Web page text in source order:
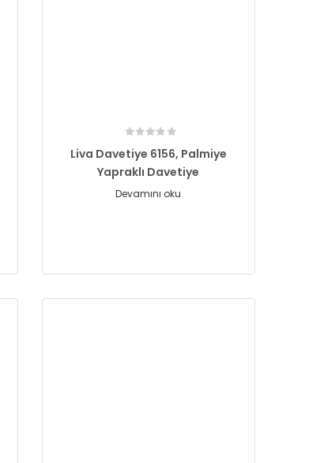
Liva Davetiye 6156, Palmiye
Yapraklı Davetiye
Devamını oku